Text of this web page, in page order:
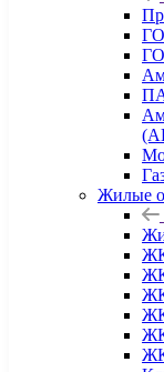
Жилые
ЖК